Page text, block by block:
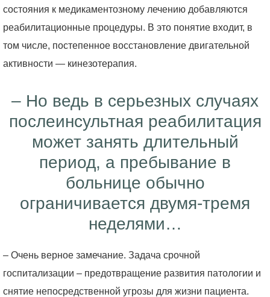
состояния к медикаментозному лечению добавляются
реабилитационные процедуры. В это понятие входит, в
том числе, постепенное восстановление двигательной
активности — кинезотерапия.
– Но ведь в серьезных случаях
послеинсультная реабилитация
может занять длительный
период, а пребывание в
больнице обычно
ограничивается двумя-тремя
неделями…
– Очень верное замечание. Задача срочной
госпитализации – предотвращение развития патологии и
снятие непосредственной угрозы для жизни пациента.